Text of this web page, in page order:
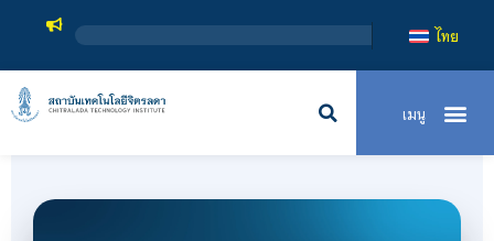
ไทย